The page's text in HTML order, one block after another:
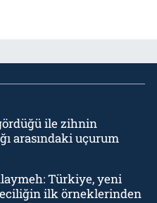
ile zihnin
arasındaki uçurum
Türkiye, yeni
ilk örneklerinden